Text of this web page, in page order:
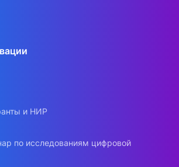
и НИР
по исследованиям цифровой